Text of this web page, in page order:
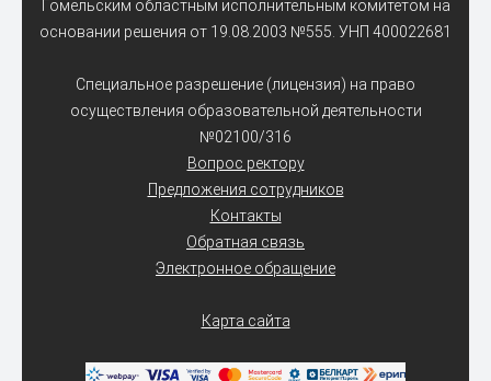
Гомельским областным исполнительным комитетом на
основании решения от 19.08.2003 №555. УНП 400022681
Специальное разрешение (лицензия) на право
осуществления образовательной деятельности
№02100/316
Вопрос ректору
Предложения сотрудников
Контакты
Обратная связь
Электронное обращение
Карта сайта